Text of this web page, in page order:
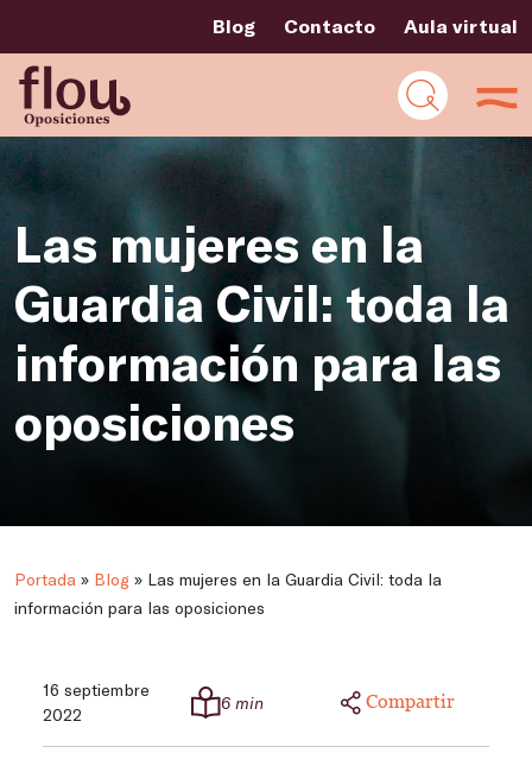
Blog Contacto Aula virtual
Las mujeres en la
Guardia Civil: toda la
información para las
oposiciones
Portada » Blog » Las mujeres en la Guardia Civil: toda la
información para las oposiciones
16 septiembre
2022
6 min Compartir